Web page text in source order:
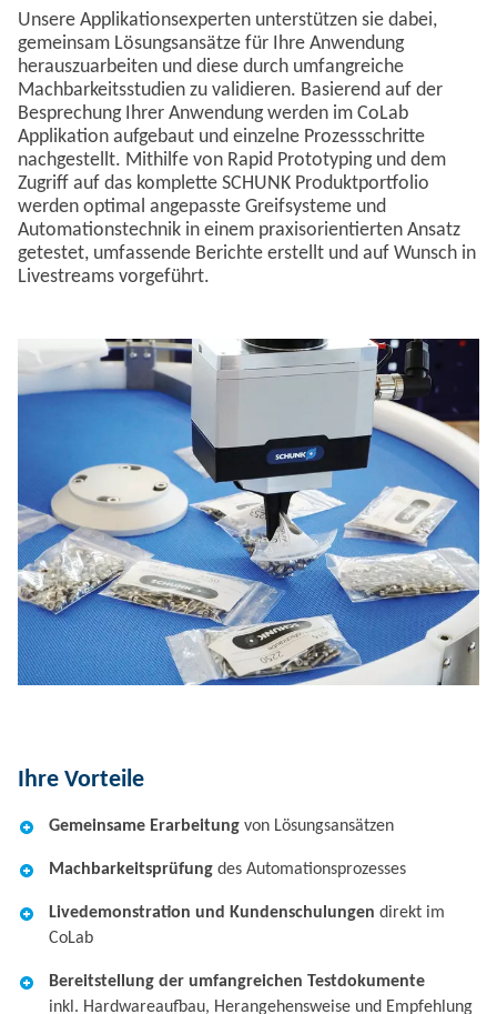
Unsere Applikationsexperten unterstützen sie dabei,
gemeinsam Lösungsansätze für Ihre Anwendung
herauszuarbeiten und diese durch umfangreiche
Machbarkeitsstudien zu validieren. Basierend auf der
Besprechung Ihrer Anwendung werden im CoLab
Applikation aufgebaut und einzelne Prozessschritte
nachgestellt. Mithilfe von Rapid Prototyping und dem
Zugriff auf das komplette SCHUNK Produktportfolio
werden optimal angepasste Greifsysteme und
Automationstechnik in einem praxisorientierten Ansatz
getestet, umfassende Berichte erstellt und auf Wunsch in
Livestreams vorgeführt.
Ihre Vorteile​
Gemeinsame Erarbeitung von Lösungsansätzen ​
Machbarkeitsprüfung des Automationsprozesses​
Livedemonstration und Kundenschulungen direkt im
CoLab​
Bereitstellung der umfangreichen Testdokumente ​
inkl. Hardwareaufbau, Herangehensweise und Empfehlung ​